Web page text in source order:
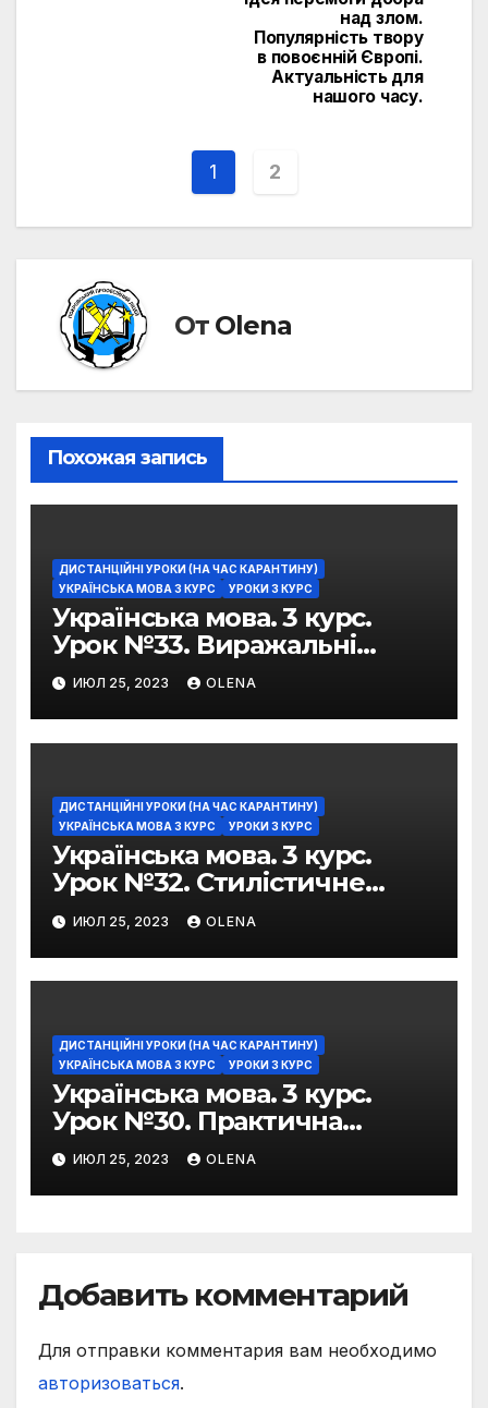
над злом.
Популярність твору
в повоєнній Європі.
Актуальність для
нашого часу.
1 2
От Olena
Похожая запись
ДИСТАНЦІЙНІ УРОКИ (НА ЧАС КАРАНТИНУ)
УКРАЇНСЬКА МОВА 3 КУРС
УРОКИ 3 КУРС
Українська мова. 3 курс.
Урок №33. Виражальні
можливості фразеологізмів
ИЮЛ 25, 2023 OLENA
ДИСТАНЦІЙНІ УРОКИ (НА ЧАС КАРАНТИНУ)
УКРАЇНСЬКА МОВА 3 КУРС
УРОКИ 3 КУРС
Українська мова. 3 курс.
Урок №32. Стилістичне
забарвлення
фразеологізмів
ИЮЛ 25, 2023 OLENA
ДИСТАНЦІЙНІ УРОКИ (НА ЧАС КАРАНТИНУ)
УКРАЇНСЬКА МОВА 3 КУРС
УРОКИ 3 КУРС
Українська мова. 3 курс.
Урок №30. Практична
риторика. Оцінювальні
жанри. Характеристика
ИЮЛ 25, 2023 OLENA
Добавить комментарий
Для отправки комментария вам необходимо
авторизоваться.